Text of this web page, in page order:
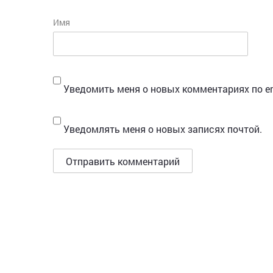
Имя
Уведомить меня о новых комментариях по
Уведомлять меня о новых записях почтой.